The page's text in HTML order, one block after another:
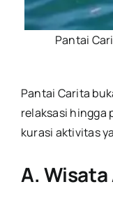
Pantai
Pantai Carita
relaksasi hingga
kurasi aktivitas
A.